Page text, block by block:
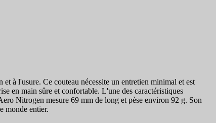
à l'usure. Ce couteau nécessite un entretien minimal et est
en main sûre et confortable. L'une des caractéristiques
Nitrogen mesure 69 mm de long et pèse environ 92 g. Son
monde entier.